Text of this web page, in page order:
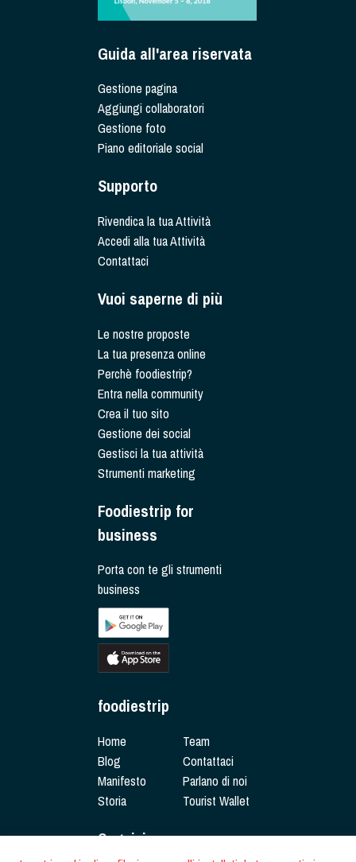
Guida all'area riservata
Gestione pagina
Aggiungi collaboratori
Gestione foto
Piano editoriale social
Supporto
Rivendica la tua Attività
Accedi alla tua Attività
Contattaci
Vuoi saperne di più
Le nostre proposte
La tua presenza online
Perchè foodiestrip?
Entra nella community
Crea il tuo sito
Gestione dei social
Gestisci la tua attività
Strumenti marketing
Foodiestrip for
business
Porta con te gli strumenti
business
foodiestrip
Home
Blog
Manifesto
Storia
Team
Contattaci
Parlano di noi
Tourist Wallet
Seguici